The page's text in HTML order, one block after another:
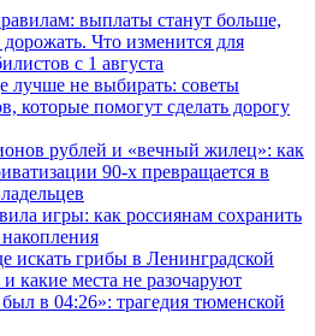
выплаты станут больше,
дорожать. Что изменится для
с 1 августа
лучше не выбирать: советы
которые помогут сделать дорогу
рублей и «вечный жилец»: как
90-х превращается в
игры: как россиянам сохранить
искать грибы в Ленинградской
и какие места не разочаруют
в 04:26»: трагедия тюменской